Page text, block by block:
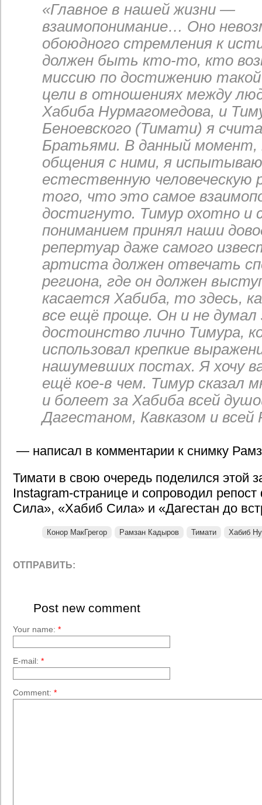
«Главное в нашей жизни —
взаимопонимание… Оно
обоюдного стремления к
должен быть кто-то, кто
миссию по достижению такой
цели в отношениях между
Хабиба Нурмагомедова, и
Беноевского (Тимати) я
Братьями. В данный момент,
общения с ними, я испытываю
естественную человеческую
того, что это самое
достигнуто. Тимур охотно и
пониманием принял наши
репертуар даже самого
артиста должен отвечать
региона, где он должен
касается Хабиба, то здесь,
все ещё проще. Он и не думал
достоинство лично Тимура,
использовал крепкие
нашумевших постах. Я хочу
ещё кое-в чем. Тимур сказал
и болеет за Хабиба всей
Дагестаном, Кавказом и всей
— написал в комментарии к снимку
Тимати в свою очередь поделился этой
Instagram-странице и сопроводил
Сила», «Хабиб Сила» и «Дагестан до
Конор МакГрегор Рамзан Кадыров Тимати Хабиб
ОТПРАВИТЬ:
Post new comment
Your name: *
E-mail: *
Comment: *